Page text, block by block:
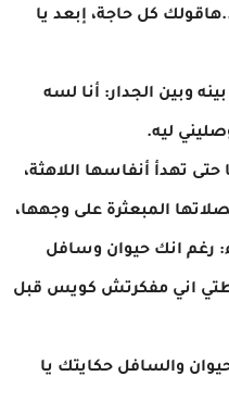
كل حاجة، إبعد يا
وبين الجدار: أنا لسه
ليه.
تهدأ أنفاسها اللاهثة،
المبعثرة على وجهها،
رغم انك حيوان وسافل
اني مفكرتش كويس قبل
والسافل حكايتك يا